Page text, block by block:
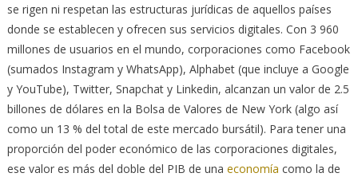
se rigen ni respetan las estructuras jurídicas de aquellos países
donde se establecen y ofrecen sus servicios digitales. Con 3 960
millones de usuarios en el mundo, corporaciones como Facebook
(sumados Instagram y WhatsApp), Alphabet (que incluye a Google
y YouTube), Twitter, Snapchat y Linkedin, alcanzan un valor de 2.5
billones de dólares en la Bolsa de Valores de New York (algo así
como un 13 % del total de este mercado bursátil). Para tener una
proporción del poder económico de las corporaciones digitales,
ese valor es más del doble del PIB de una economía como la de